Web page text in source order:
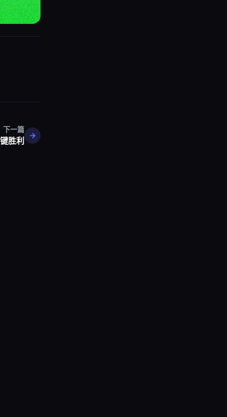
下一篇
胜利